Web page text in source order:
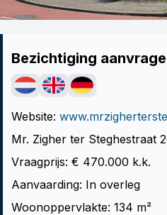
Bezichtiging
Website:
Mr. Zigher ter Steghestraat
Vraagprijs: € 470.000 k.k.
Aanvaarding: In overleg
Woonoppervlakte: 134 m²